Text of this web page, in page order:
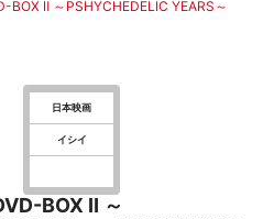
BOX Ⅱ ～PSHYCHEDELIC YEARS～
日本映画
イシイ
BOX Ⅱ ～